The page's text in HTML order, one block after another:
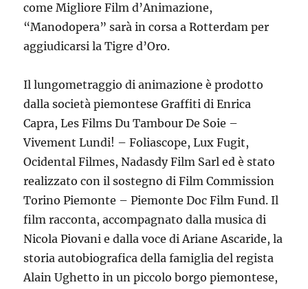
come Migliore Film d’Animazione,
“Manodopera” sarà in corsa a Rotterdam per
aggiudicarsi la Tigre d’Oro.
Il lungometraggio di animazione è prodotto
dalla società piemontese Graffiti di Enrica
Capra, Les Films Du Tambour De Soie –
Vivement Lundi! – Foliascope, Lux Fugit,
Ocidental Filmes, Nadasdy Film Sarl ed è stato
realizzato con il sostegno di Film Commission
Torino Piemonte – Piemonte Doc Film Fund. Il
film racconta, accompagnato dalla musica di
Nicola Piovani e dalla voce di Ariane Ascaride, la
storia autobiografica della famiglia del regista
Alain Ughetto in un piccolo borgo piemontese,